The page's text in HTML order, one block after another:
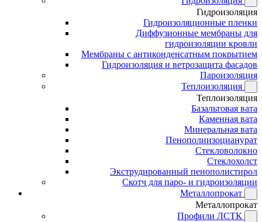
Гидроизоляция
Гидроизоляционные пленки
Диффузионные мембраны для
гидроизоляции кровли
Мембраны с антиконденсатным покрытием
Гидроизоляция и ветрозащита фасадов
Пароизоляция
Теплоизоляция
Теплоизоляция
Базальтовая вата
Каменная вата
Минеральная вата
Пенополиизоцианурат
Стекловолокно
Стеклохолст
Экструдированный пенополистирол
Скотч для паро- и гидроизоляции
Металлопрокат
Металлопрокат
Профили ЛСТК